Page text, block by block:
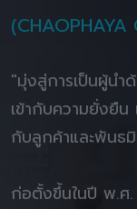
(CHAOPHAYA
"มุ่งสู่การเป็นผู้นำ
เข้ากับความยั่งยืน
กับลูกค้าและพันธ
ก่อตั้งขึ้นในปี พ.ศ